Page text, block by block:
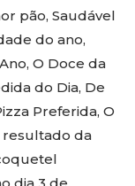
pão, Saudável
do ano,
O Doce da
do Dia, De
Preferida, O
resultado da